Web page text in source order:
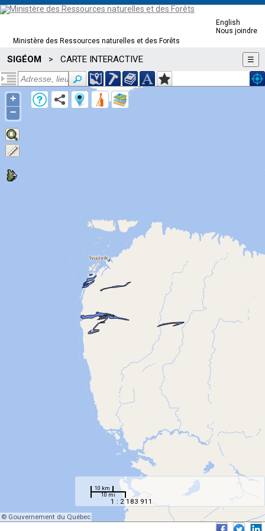
Ministère des Ressources naturelles et des Forêts
English
Nous joindre
SIGÉOM > CARTE INTERACTIVE ☰
10 km
10 mi
1 : 2 183 911
© Gouvernement du Québec
+
−